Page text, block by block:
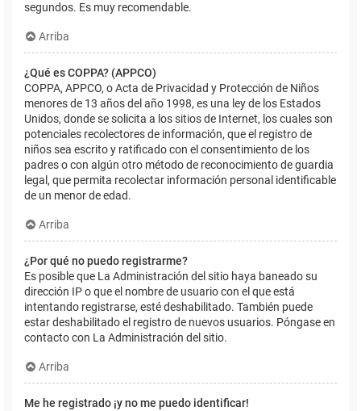
segundos. Es muy recomendable.
Arriba
¿Qué es COPPA? (APPCO)
COPPA, APPCO, o Acta de Privacidad y Protección de Niños
menores de 13 años del año 1998, es una ley de los Estados
Unidos, donde se solicita a los sitios de Internet, los cuales son
potenciales recolectores de información, que el registro de
niños sea escrito y ratificado con el consentimiento de los
padres o con algún otro método de reconocimiento de guardia
legal, que permita recolectar información personal identificable
de un menor de edad.
Arriba
¿Por qué no puedo registrarme?
Es posible que La Administración del sitio haya baneado su
dirección IP o que el nombre de usuario con el que está
intentando registrarse, esté deshabilitado. También puede
estar deshabilitado el registro de nuevos usuarios. Póngase en
contacto con La Administración del sitio.
Arriba
Me he registrado ¡y no me puedo identificar!